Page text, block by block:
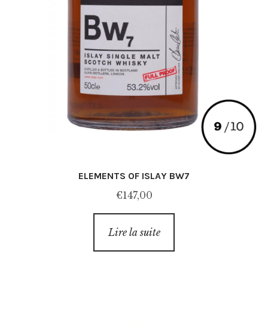
ELEMENTS OF ISLAY BW7
€147,00
Lire la suite